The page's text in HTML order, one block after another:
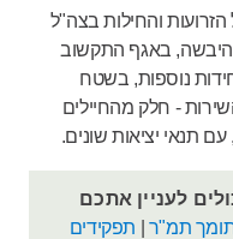
הזרועות והחילות בצה"ל
והיבשה, באגף התקשוב
נוספות, בשטח
- חלק מהחיילים
תנאי יציאות שונים.
לעניין אתכם
תמ"ר
תפקידים